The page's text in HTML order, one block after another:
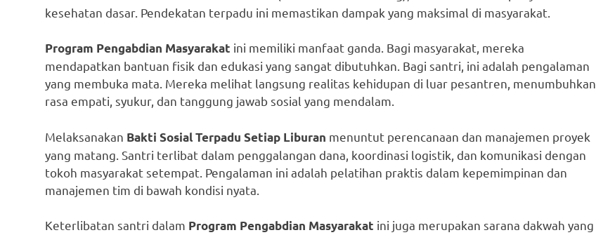
kesehatan dasar. Pendekatan terpadu ini memastikan dampak yang maksimal di masyarakat.
Program Pengabdian Masyarakat ini memiliki manfaat ganda. Bagi masyarakat, mereka
mendapatkan bantuan fisik dan edukasi yang sangat dibutuhkan. Bagi santri, ini adalah pengalaman
yang membuka mata. Mereka melihat langsung realitas kehidupan di luar pesantren, menumbuhkan
rasa empati, syukur, dan tanggung jawab sosial yang mendalam.
Melaksanakan Bakti Sosial Terpadu Setiap Liburan menuntut perencanaan dan manajemen proyek
yang matang. Santri terlibat dalam penggalangan dana, koordinasi logistik, dan komunikasi dengan
tokoh masyarakat setempat. Pengalaman ini adalah pelatihan praktis dalam kepemimpinan dan
manajemen tim di bawah kondisi nyata.
Keterlibatan santri dalam Program Pengabdian Masyarakat ini juga merupakan sarana dakwah yang